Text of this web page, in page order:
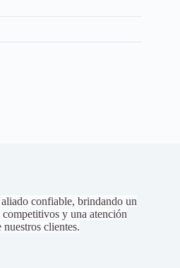
confiable, brindando un
y una atención
nuestros clientes.